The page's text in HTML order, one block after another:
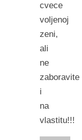
cvece
voljenoj
zeni,
ali
ne
zaboravite
i
na
vlastitu!!!